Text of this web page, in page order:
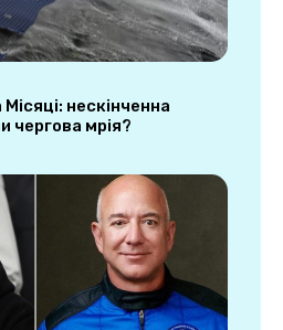
нескінченна
чергова мрія?